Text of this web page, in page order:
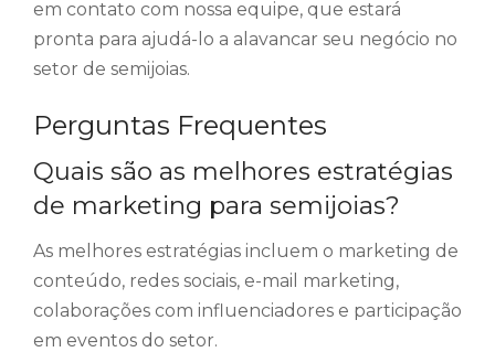
em contato com nossa equipe, que estará
pronta para ajudá-lo a alavancar seu negócio no
setor de semijoias.
Perguntas Frequentes
Quais são as melhores estratégias
de marketing para semijoias?
As melhores estratégias incluem o marketing de
conteúdo, redes sociais, e-mail marketing,
colaborações com influenciadores e participação
em eventos do setor.